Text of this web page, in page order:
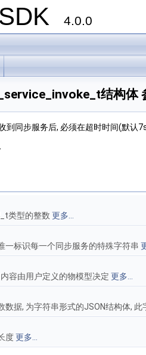
4.0.0
结构体
到同步服务后, 必须在超时时间(默认
类型的整数 更多...
一标识每一个同步服务的特殊字符串
容由用户定义的物模型决定 更多...
数据, 为字符串形式的JSON结构体, 此
度更多...